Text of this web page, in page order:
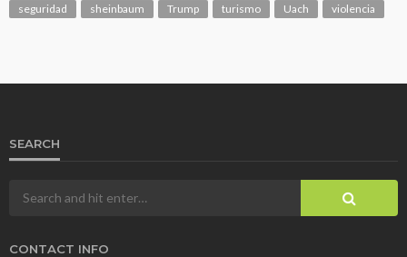
seguridad
sheinbaum Trump turismo Uach violencia
SEARCH
CONTACT INFO